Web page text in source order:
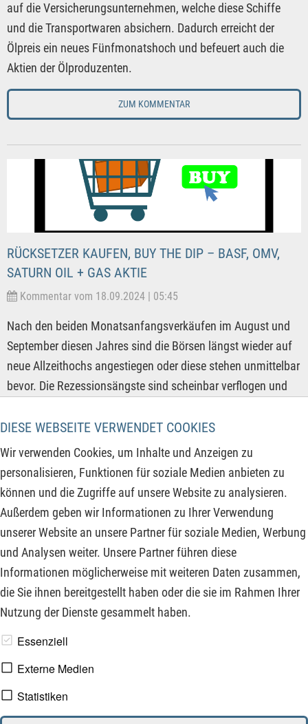
DIESE WEBSEITE VERWENDET COOKIES
Wir verwenden Cookies, um Inhalte und Anzeigen zu
personalisieren, Funktionen für soziale Medien anbieten zu
können und die Zugriffe auf unsere Website zu analysieren.
Außerdem geben wir Informationen zu Ihrer Verwendung
unserer Website an unsere Partner für soziale Medien, Werbung
und Analysen weiter. Unsere Partner führen diese
Informationen möglicherweise mit weiteren Daten zusammen,
die Sie ihnen bereitgestellt haben oder die sie im Rahmen Ihrer
Nutzung der Dienste gesammelt haben.
Essenziell
Externe Medien
Statistiken
auf die Versicherungsunternehmen, welche diese Schiffe
und die Transportwaren absichern. Dadurch erreicht der
Ölpreis ein neues Fünfmonatshoch und befeuert auch die
Aktien der Ölproduzenten.
ZUM KOMMENTAR
RÜCKSETZER KAUFEN, BUY THE DIP – BASF, OMV,
SATURN OIL + GAS AKTIE
Kommentar vom 18.09.2024 | 05:45
Nach den beiden Monatsanfangsverkäufen im August und
September diesen Jahres sind die Börsen längst wieder auf
neue Allzeithochs angestiegen oder diese stehen unmittelbar
bevor. Die Rezessionsängste sind scheinbar verflogen und
Plus. Bei so viel Unsicherheit im Markt stehen viele
Marktteilnehmer noch an der Seitenlinie und werden durch
die steigenden Kurse immer stärker unter Zugzwang gesetzt.
Sollte das Kapital von der Seitenlinie nach dem kommenden
Zinsentscheid der FED wieder in den Markt kommen,
könnten sich die derzeitigen Kursanstiege weiter
beschleunigen.
www.derfinanzinvestor.de - © 2026 - Die Publikation für
Datenschutz